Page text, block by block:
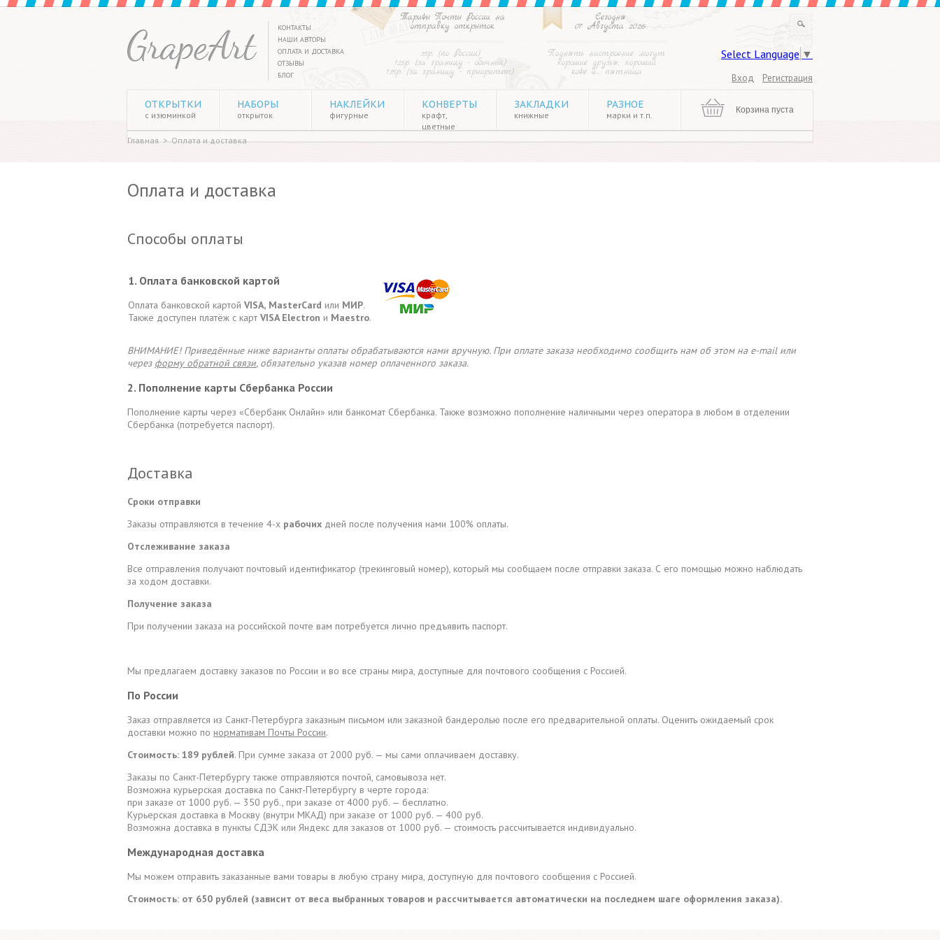
Select Language ▼
Сегодня
07 Августа 2026
Поднять настроение могут
хорошие друзья, хороший
кофе и… пятница
Тарифы Почты России на
отправку открыток
35р. (по России)
125р. (за границу - обычный)
135р. (за границу - приоритет)
КОНТАКТЫ
НАШИ АВТОРЫ
ОПЛАТА И ДОСТАВКА
ОТЗЫВЫ
БЛОГ
Вход Регистрация
ОТКРЫТКИ
с изюминкой
НАБОРЫ
открыток
НАКЛЕЙКИ
фигурные
КОНВЕРТЫ
крафт,
цветные
ЗАКЛАДКИ
книжные
РАЗНОЕ
марки и т.п. Корзина пуста
Главная > Оплата и доставка
Оплата и доставка
Способы оплаты
1. Оплата банковской картой
Оплата банковской картой VISA, MasterСard или МИР.
Также доступен платёж с карт VISA Electron и Maestro.
ВНИМАНИЕ! Приведённые ниже варианты оплаты обрабатываются нами вручную. При оплате заказа необходимо сообщить нам об этом на e-mail или
через форму обратной связи, обязательно указав номер оплаченного заказа.
2. Пополнение карты Сбербанка России
Пополнение карты через «Сбербанк Онлайн» или банкомат Сбербанка. Также возможно пополнение наличными через оператора в любом в отделении
Сбербанка (потребуется паспорт).
Доставка
Сроки отправки
Заказы отправляются в течение 4-х рабочих дней после получения нами 100% оплаты.
Отслеживание заказа
Все отправления получают почтовый идентификатор (трекинговый номер), который мы сообщаем после отправки заказа. С его помощью можно наблюдать
за ходом доставки.
Получение заказа
При получении заказа на российской почте вам потребуется лично предъявить паспорт.
Мы предлагаем доставку заказов по России и во все страны мира, доступные для почтового сообщения с Россией.
По России
Заказ отправляется из Санкт-Петербурга заказным письмом или заказной бандеролью после его предварительной оплаты. Оценить ожидаемый срок
доставки можно по нормативам Почты России.
Стоимость: 189 рублей. При сумме заказа от 2000 руб. — мы сами оплачиваем доставку.
Заказы по Санкт-Петербургу также отправляются почтой, самовывоза нет.
Возможна курьерская доставка по Санкт-Петербургу в черте города:
при заказе от 1000 руб. — 350 руб., при заказе от 4000 руб. — бесплатно.
Курьерская доставка в Москву (внутри МКАД) при заказе от 1000 руб. — 400 руб.
Возможна доставка в пункты СДЭК или Яндекс для заказов от 1000 руб. — стоимость рассчитывается индивидуально.
Международная доставка
Мы можем отправить заказанные вами товары в любую страну мира, доступную для почтового сообщения с Россией.
Стоимость: от 650 рублей (зависит от веса выбранных товаров и рассчитывается автоматически на последнем шаге оформления заказа).